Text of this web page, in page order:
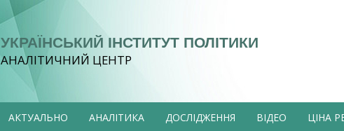
УКРАЇНСЬКИЙ ІНСТИТУТ ПОЛІТИКИ
АНАЛІТИЧНИЙ ЦЕНТР
АКТУАЛЬНО АНАЛІТИКА ДОСЛІДЖЕННЯ ВІДЕО ЦІНА